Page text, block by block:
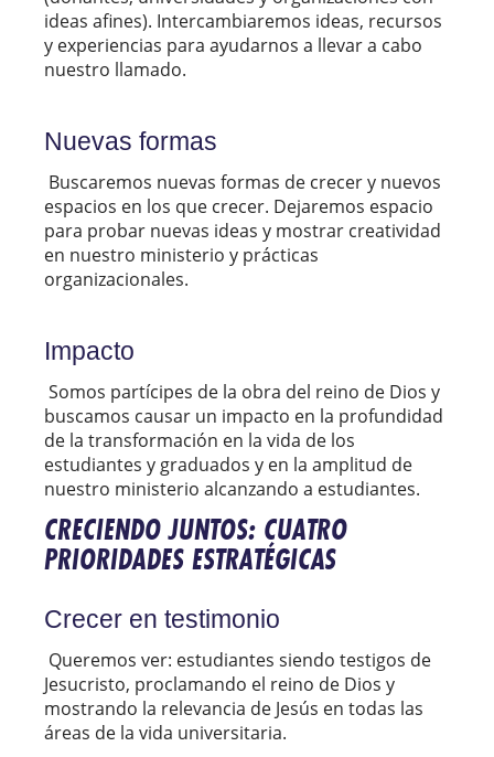
ideas afines). Intercambiaremos ideas, recursos
y experiencias para ayudarnos a llevar a cabo
nuestro llamado.
Nuevas formas
Buscaremos nuevas formas de crecer y nuevos
espacios en los que crecer. Dejaremos espacio
para probar nuevas ideas y mostrar creatividad
en nuestro ministerio y prácticas
organizacionales.
Impacto
Somos partícipes de la obra del reino de Dios y
buscamos causar un impacto en la profundidad
de la transformación en la vida de los
estudiantes y graduados y en la amplitud de
nuestro ministerio alcanzando a estudiantes.
CRECIENDO JUNTOS: CUATRO
PRIORIDADES ESTRATÉGICAS
Crecer en testimonio
Queremos ver: estudiantes siendo testigos de
Jesucristo, proclamando el reino de Dios y
mostrando la relevancia de Jesús en todas las
áreas de la vida universitaria.